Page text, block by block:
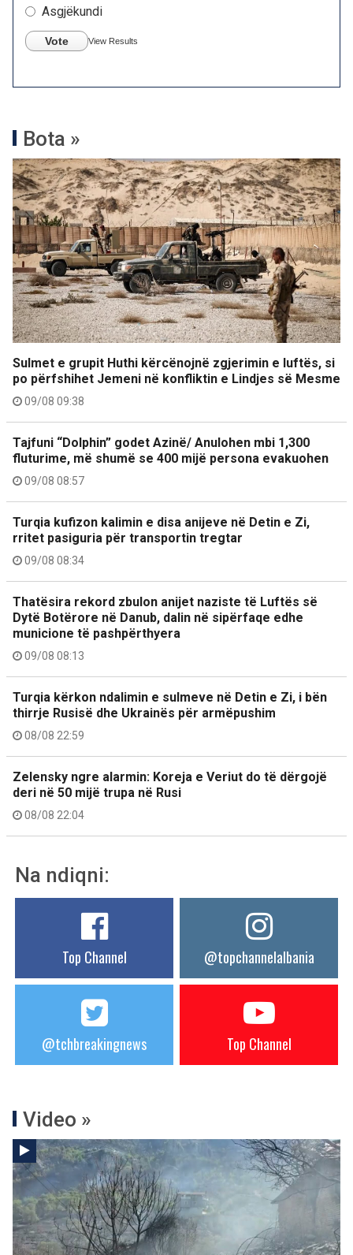
Asgjëkundi
Vote View Results
Bota »
Sulmet e grupit Huthi kërcënojnë zgjerimin e luftës, si
po përfshihet Jemeni në konfliktin e Lindjes së Mesme
09/08 09:38
Tajfuni “Dolphin” godet Azinë/ Anulohen mbi 1,300
fluturime, më shumë se 400 mijë persona evakuohen
09/08 08:57
Turqia kufizon kalimin e disa anijeve në Detin e Zi,
rritet pasiguria për transportin tregtar
09/08 08:34
Thatësira rekord zbulon anijet naziste të Luftës së
Dytë Botërore në Danub, dalin në sipërfaqe edhe
municione të pashpërthyera
09/08 08:13
Turqia kërkon ndalimin e sulmeve në Detin e Zi, i bën
thirrje Rusisë dhe Ukrainës për armëpushim
08/08 22:59
Zelensky ngre alarmin: Koreja e Veriut do të dërgojë
deri në 50 mijë trupa në Rusi
08/08 22:04
Na ndiqni:
Top Channel @topchannelalbania
@tchbreakingnews Top Channel
Video »